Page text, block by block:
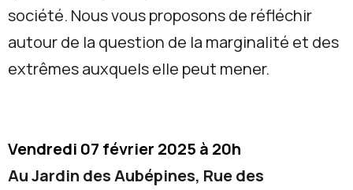
société. Nous vous proposons de réfléchir
autour de la question de la marginalité et des
extrêmes auxquels elle peut mener.
Vendredi 07 février 2025 à 20h
Au Jardin des Aubépines, Rue des